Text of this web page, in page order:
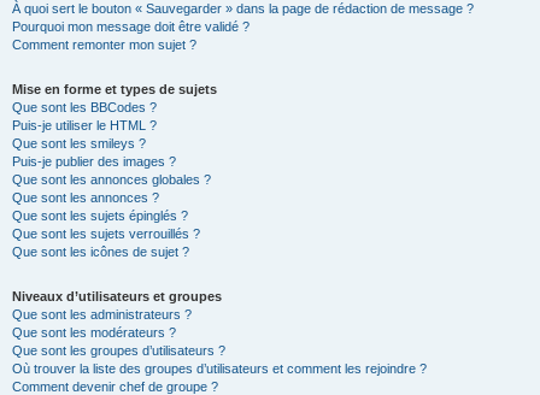
À quoi sert le bouton « Sauvegarder » dans la page de rédaction de message ?
Pourquoi mon message doit être validé ?
Comment remonter mon sujet ?
Mise en forme et types de sujets
Que sont les BBCodes ?
Puis-je utiliser le HTML ?
Que sont les smileys ?
Puis-je publier des images ?
Que sont les annonces globales ?
Que sont les annonces ?
Que sont les sujets épinglés ?
Que sont les sujets verrouillés ?
Que sont les icônes de sujet ?
Niveaux d’utilisateurs et groupes
Que sont les administrateurs ?
Que sont les modérateurs ?
Que sont les groupes d’utilisateurs ?
Où trouver la liste des groupes d’utilisateurs et comment les rejoindre ?
Comment devenir chef de groupe ?